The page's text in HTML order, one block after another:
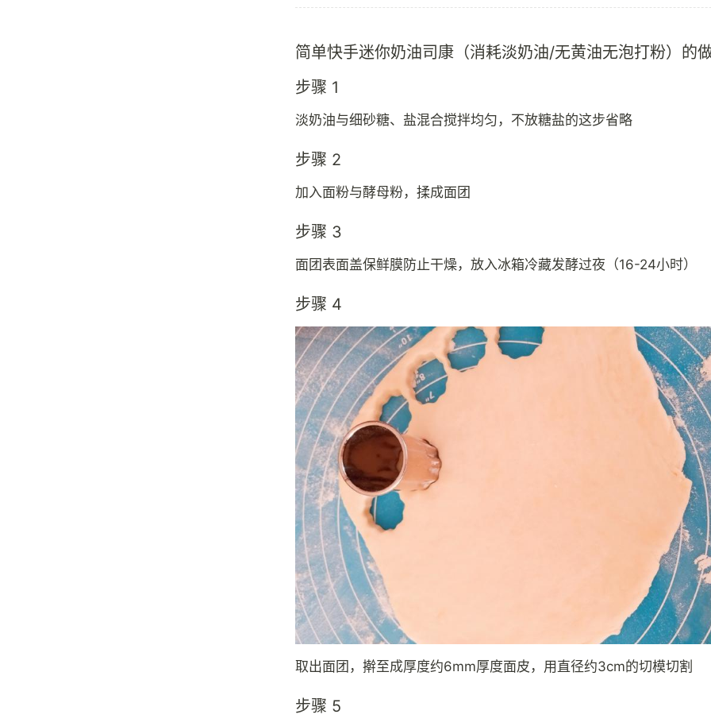
简单快手迷你奶油司康（消耗淡奶油/无黄油无泡打粉）的
步骤 1
淡奶油与细砂糖、盐混合搅拌均匀，不放糖盐的这步省略
步骤 2
加入面粉与酵母粉，揉成面团
步骤 3
面团表面盖保鲜膜防止干燥，放入冰箱冷藏发酵过夜（16-24小时）
步骤 4
取出面团，擀至成厚度约6mm厚度面皮，用直径约3cm的切模切割
步骤 5